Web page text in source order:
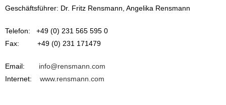
Geschäftsführer: Dr. Fritz Rensmann, Angelika Rensmann
Telefon: +49 (0) 231 565 595 0
Fax: +49 (0) 231 171479
Email: info@rensmann.com
Internet: www.rensmann.com